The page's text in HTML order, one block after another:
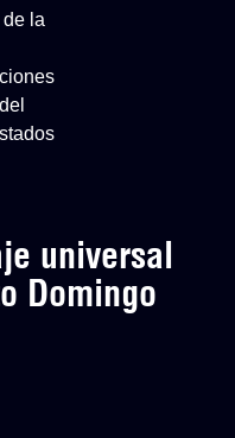
la
universal
Domingo